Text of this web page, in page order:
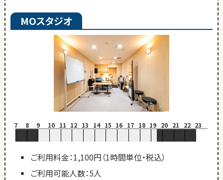
MOスタジオ
7 8 9 10 11 12 13 14 15 16 17 18 19 20 21 22 23
ご利用料金：1,100円（1時間単位・税込）
ご利用可能人数：5人